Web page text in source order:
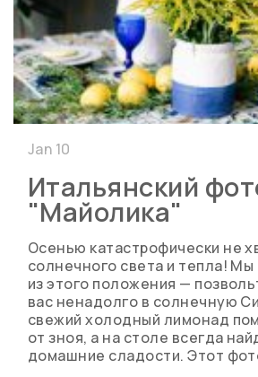
Итальянский
"Майолика"
Осенью катастрофически не
солнечного света и тепла!
из этого положения —
вас ненадолго в солнечную
свежий холодный лимонад
от зноя, а на столе всегда
домашние сладости. Этот
Jan 10